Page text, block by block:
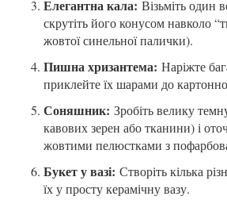
Елегантна кала: Візьміть один
скрутіть його конусом навколо
жовтої синельної палички).
Пишна хризантема: Наріжте
приклейте їх шарами до
Соняшник: Зробіть велику
кавових зерен або тканини) і
жовтими пелюстками з
Букет у вазі: Створіть кілька
їх у просту керамічну вазу.